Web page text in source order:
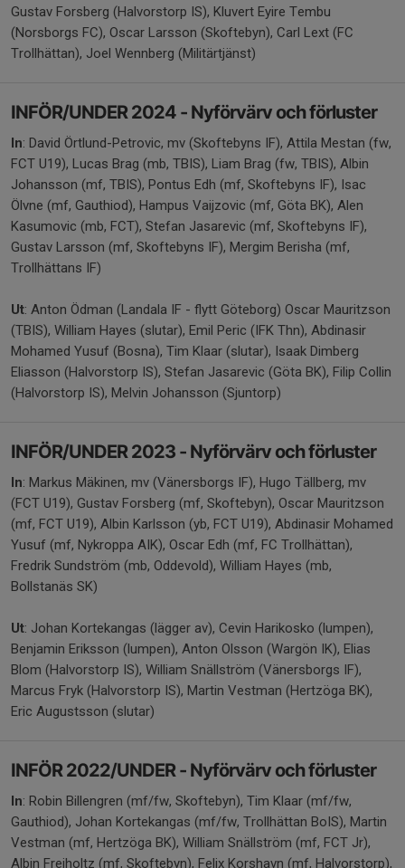
Gustav Forsberg (Halvorstorp IS), Kluvert Eyire Tembu
(Norsborgs FC), Oscar Larsson (Skoftebyn), Carl Lext (FC
Trollhättan), Joel Wennberg (Militärtjänst)
INFÖR/UNDER 2024 - Nyförvärv och förluster
In: David Örtlund-Petrovic, mv (Skoftebyns IF), Attila Mestan (fw,
FCT U19), Lucas Brag (mb, TBIS), Liam Brag (fw, TBIS), Albin
Johansson (mf, TBIS), Pontus Edh (mf, Skoftebyns IF), Isac
Ölvne (mf, Gauthiod), Hampus Vaijzovic (mf, Göta BK), Alen
Kasumovic (mb, FCT), Stefan Jasarevic (mf, Skoftebyns IF),
Gustav Larsson (mf, Skoftebyns IF), Mergim Berisha (mf,
Trollhättans IF)
Ut: Anton Ödman (Landala IF - flytt Göteborg) Oscar Mauritzson
(TBIS), William Hayes (slutar), Emil Peric (IFK Thn), Abdinasir
Mohamed Yusuf (Bosna), Tim Klaar (slutar), Isaak Dimberg
Eliasson (Halvorstorp IS), Stefan Jasarevic (Göta BK), Filip Collin
(Halvorstorp IS), Melvin Johansson (Sjuntorp)
INFÖR/UNDER 2023 - Nyförvärv och förluster
In: Markus Mäkinen, mv (Vänersborgs IF), Hugo Tällberg, mv
(FCT U19), Gustav Forsberg (mf, Skoftebyn), Oscar Mauritzson
(mf, FCT U19), Albin Karlsson (yb, FCT U19), Abdinasir Mohamed
Yusuf (mf, Nykroppa AIK), Oscar Edh (mf, FC Trollhättan),
Fredrik Sundström (mb, Oddevold), William Hayes (mb,
Bollstanäs SK)
Ut: Johan Kortekangas (lägger av), Cevin Harikosko (lumpen),
Benjamin Eriksson (lumpen), Anton Olsson (Wargön IK), Elias
Blom (Halvorstorp IS), William Snällström (Vänersborgs IF),
Marcus Fryk (Halvorstorp IS), Martin Vestman (Hertzöga BK),
Eric Augustsson (slutar)
INFÖR 2022/UNDER - Nyförvärv och förluster
In: Robin Billengren (mf/fw, Skoftebyn), Tim Klaar (mf/fw,
Gauthiod), Johan Kortekangas (mf/fw, Trollhättan BoIS), Martin
Vestman (mf, Hertzöga BK), William Snällström (mf, FCT Jr),
Albin Freiholtz (mf, Skoftebyn), Felix Korshavn (mf, Halvorstorp),